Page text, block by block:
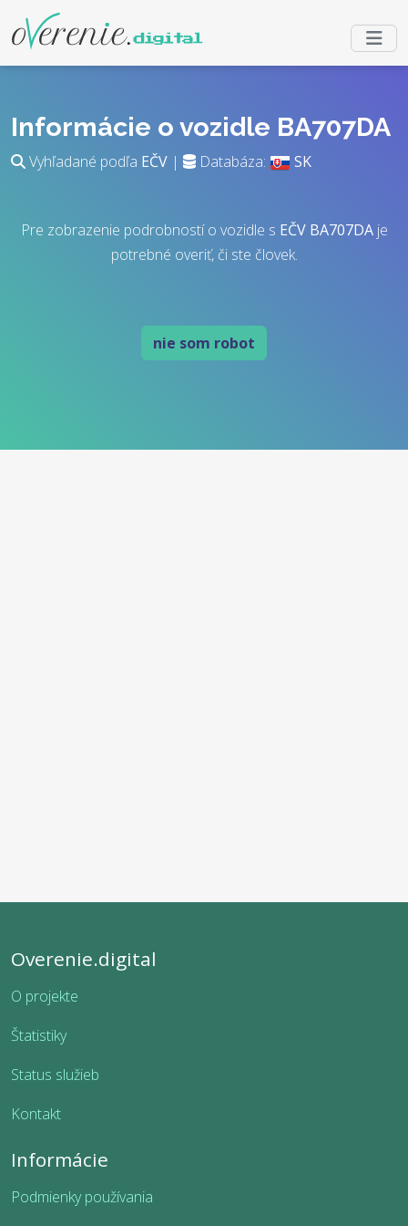
Informácie o vozidle BA707DA
Vyhľadané podľa EČV | Databáza: SK
Pre zobrazenie podrobností o vozidle s EČV BA707DAje
potrebné overiť, či ste človek.
nie som robot
Overenie.digital
O projekte
Štatistiky
Status služieb
Kontakt
Informácie
Podmienky používania